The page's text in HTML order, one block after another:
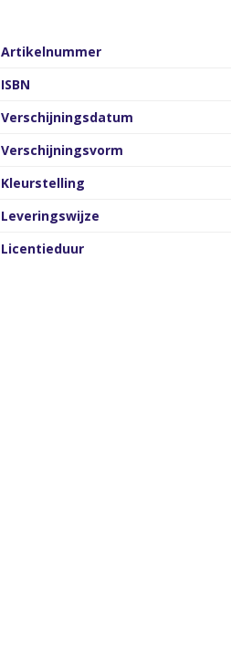
Artikelnummer
ISBN
Verschijningsdatum
Verschijningsvorm
Kleurstelling
Leveringswijze
Licentieduur